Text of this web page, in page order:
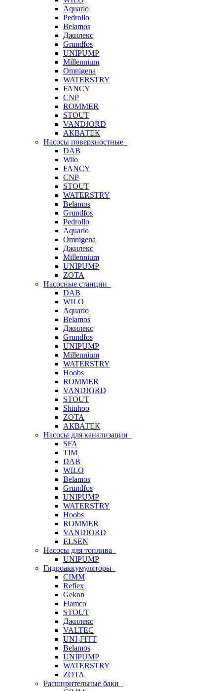
Aquario
Pedrollo
Belamos
Джилекс
Grundfos
UNIPUMP
Millennium
Omnigena
WATERSTRY
FANCY
CNP
ROMMER
STOUT
VANDJORD
АКВАТЕК
Насосы поверхностные
DAB
Wilo
FANCY
CNP
STOUT
WATERSTRY
Belamos
Grundfos
Pedrollo
Aquario
Omnigena
Джилекс
Millennium
UNIPUMP
ZOTA
Насосные станции
DAB
WILO
Aquario
Belamos
Джилекс
Grundfos
UNIPUMP
Millennium
WATERSTRY
Hoobs
ROMMER
VANDJORD
STOUT
Shinhoo
ZOTA
АКВАТЕК
Насосы для канализации
SFA
TIM
DAB
WILO
Belamos
Grundfos
UNIPUMP
WATERSTRY
Hoobs
ROMMER
VANDJORD
ELSEN
Насосы для топлива
UNIPUMP
Гидроаккумуляторы
CIMM
Reflex
Gekon
Flamco
STOUT
Джилекс
VALTEC
UNI-FITT
Belamos
UNIPUMP
WATERSTRY
ZOTA
Расширительные баки